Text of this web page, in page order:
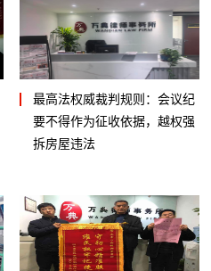
最高法权威裁判规则：会议纪
要不得作为征收依据，越权强
拆房屋违法